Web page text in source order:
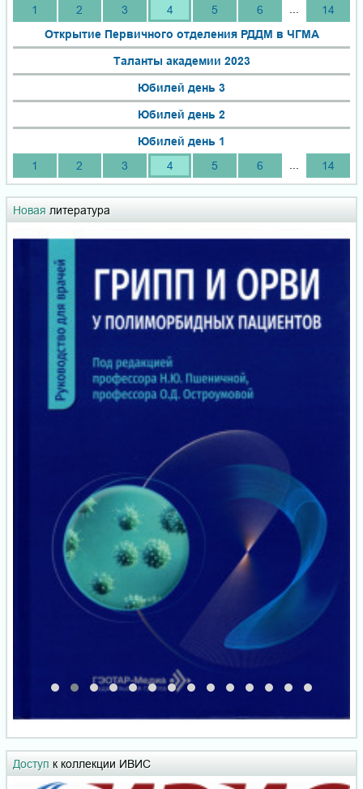
1 2 3 4 5 6
14
Открытие Первичного отделения РДДМ в ЧГМА
Таланты академии 2023
Юбилей день 3
Юбилей день 2
Юбилей день 1
1
2 3 4 5 6 14
Новая литература
Доступ к коллекции ИВИС